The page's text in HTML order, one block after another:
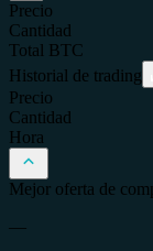
Precio
Cantidad
Total
BTC
Historial de trading
Precio
Cantidad
Hora
Mejor oferta de
—